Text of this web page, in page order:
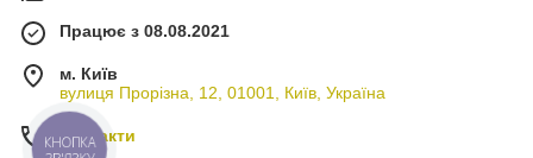
Працює з 08.08.2021
м. Київ
вулиця Прорізна, 12, 01001, Київ, Україна
Контакти
КНОПКА